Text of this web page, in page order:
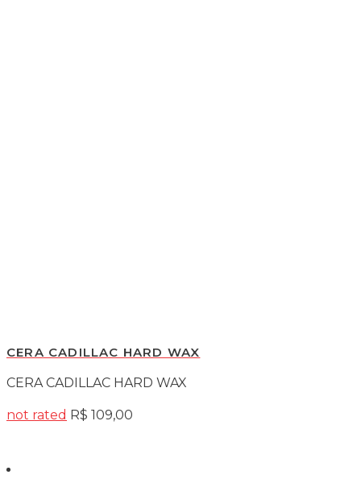
CERA CADILLAC HARD WAX
CERA CADILLAC HARD WAX
not rated R$ 109,00